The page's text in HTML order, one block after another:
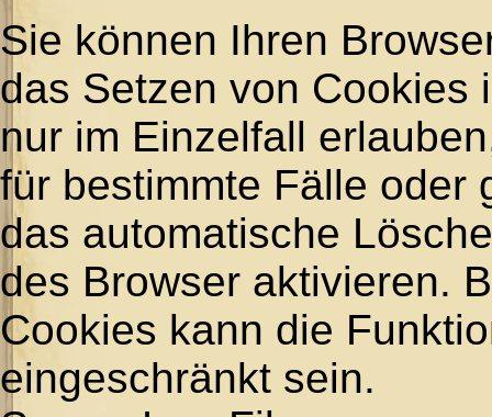
Sie können Ihren
das Setzen von Cookies
nur im Einzelfall
für bestimmte Fälle oder
das automatische
des Browser aktivieren.
Cookies kann die
eingeschränkt sein.